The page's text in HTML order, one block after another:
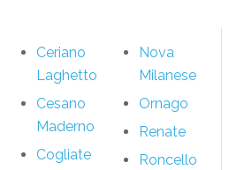
Ceriano
Laghetto
Cesano
Maderno
Cogliate
Nova
Milanese
Ornago
Renate
Roncello